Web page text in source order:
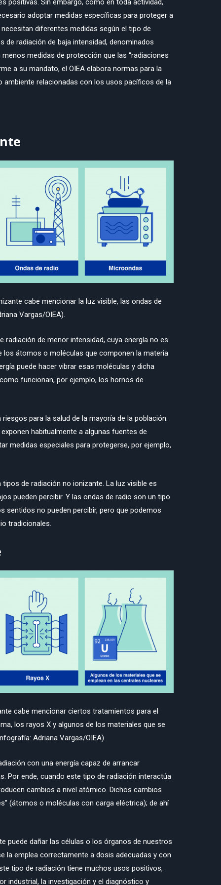
positivas. Sin embargo, como en toda actividad,
adoptar medidas específicas para proteger a
diferentes medidas según el tipo de
de radiación de baja intensidad, denominados
medidas de protección que las “radiaciones
a su mandato, el OIEA elabora normas para la
ambiente relacionadas con los usos pacíficos de la
cabe mencionar la luz visible, las ondas de
Vargas/OIEA).
radiación de menor intensidad, cuya energía no es
los átomos o moléculas que componen la materia
puede hacer vibrar esas moléculas y dicha
funcionan, por ejemplo, los hornos de
para la salud de la mayoría de la población.
habitualmente a algunas fuentes de
medidas especiales para protegerse, por ejemplo,
de radiación no ionizante. La luz visible es
pueden percibir. Y las ondas de radio son un tipo
sentidos no pueden percibir, pero que podemos
tradicionales.
cabe mencionar ciertos tratamientos para el
los rayos X y algunos de los materiales que se
Adriana Vargas/OIEA).
con una energía capaz de arrancar
Por ende, cuando este tipo de radiación interactúa
cambios a nivel atómico. Dichos cambios
(átomos o moléculas con carga eléctrica); de ahí
puede dañar las células o los órganos de nuestros
la emplea correctamente a dosis adecuadas y con
tipo de radiación tiene muchos usos positivos,
industrial, la investigación y el diagnóstico y